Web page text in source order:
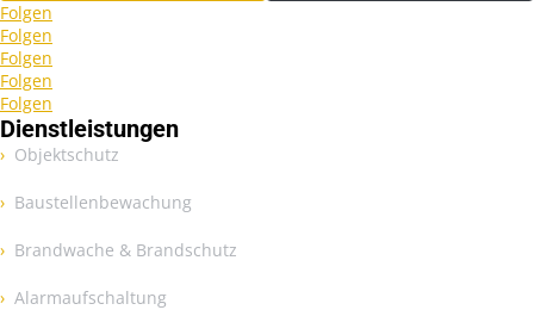
Folgen
Folgen
Folgen
Folgen
Folgen
Dienstleistungen
Objektschutz
Baustellenbewachung
Brandwache & Brandschutz
Alarmaufschaltung